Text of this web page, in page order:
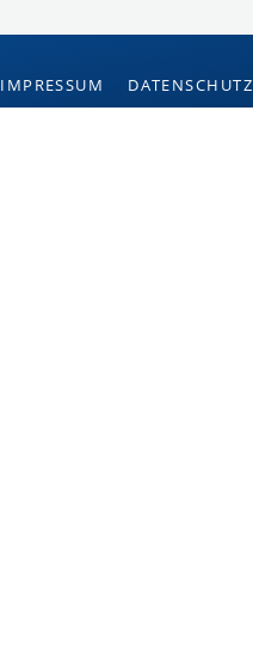
IMPRESSUM
DATENSCHUTZ